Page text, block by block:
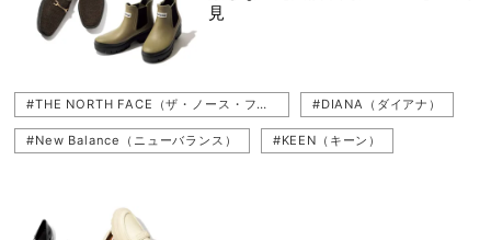
#adidas（アディダス）
見
#THE NORTH FACE（ザ・ノース・フェイス） #DIANA（ダイアナ）
#New Balance（ニューバランス） #KEEN（キーン）
#Columbia（コロンビア）